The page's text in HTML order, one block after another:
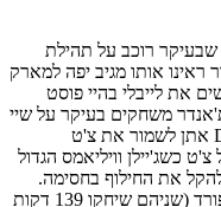
שבעיקר רוכב על תהילת
אותו מגיב יפה למארק
את לייבלי בהיי פוסט
משחקים בעיקר על שיי
וצ'ט? אני אשים את וושינגטון על שיי ול-DJJ אתן לשמור את צ'ט
כשג'יילן וויליאמס הגדול
את החילוף בחסימה.
בנוסף הוא ידע לתמרן מצויין בין לייבלי לגאפורד (שניהם שיחקו 139 דקות